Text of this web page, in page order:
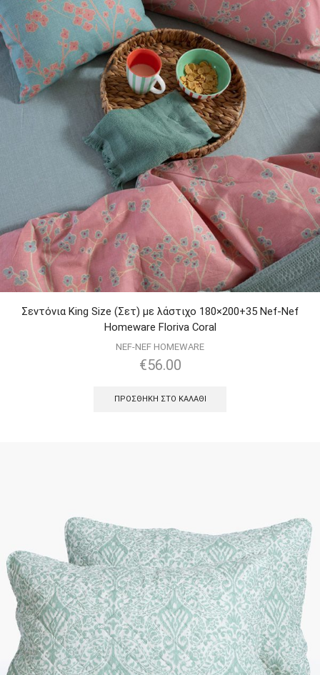
Σεντόνια King Size (Σετ) με λάστιχο 180×200+35 Nef-Nef
Homeware Floriva Coral
NEF-NEF HOMEWARE
€56.00
ΠΡΟΣΘΉΚΗ ΣΤΟ ΚΑΛΆΘΙ